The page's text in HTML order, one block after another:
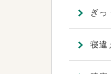
ぎっ
寝違